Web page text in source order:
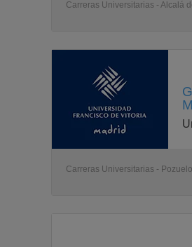
Carreras Universitarias - Alcalá
Carreras Universitarias -